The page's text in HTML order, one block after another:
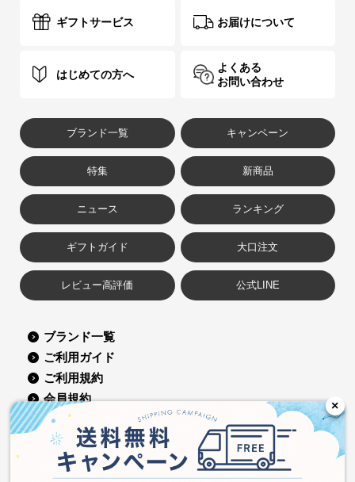
×
ギフトサービス お届けについて
はじめての方へ
よくある
お問い合わせ
ブランド一覧 キャンペーン
特集 新商品
ニュース ランキング
ギフトガイド 大口注文
レビュー高評価 公式LINE
ブランド一覧
ご利用ガイド
ご利用規約
会員規約
よくある質問
お問い合せ